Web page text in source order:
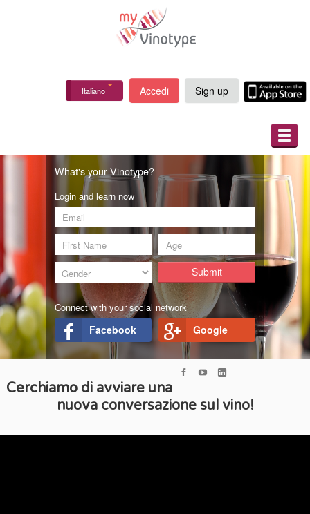
Italiano Accedi Sign up
RIGUARDO A NOI
COME FUNZIONA
What's your Vinotype?
Login and learn now
Connect with your social network
Facebook Google
Cerchiamo di avviare una
nuova conversazione sul vino!